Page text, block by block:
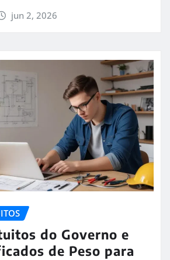
jun 2, 2026
do Governo e
de Peso para